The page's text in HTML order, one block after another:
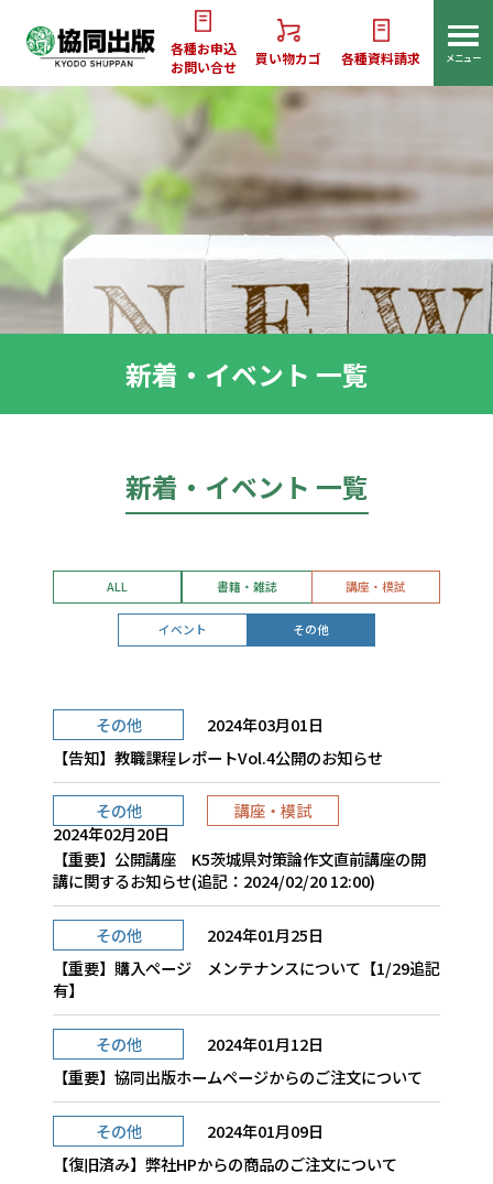
各種お申込
お問い合せ
買い物カゴ 各種資料請求 メニュー
新着・イベント 一覧
新着・イベント 一覧
ALL 書籍・雑誌 講座・模試
イベント その他
2024年03月01日
その他
【告知】教職課程レポートVol.4公開のお知らせ
2024年02月20日
その他 講座・模試
【重要】公開講座 K5茨城県対策論作文直前講座の開
講に関するお知らせ(追記：2024/02/20 12:00)
2024年01月25日
その他
【重要】購入ページ メンテナンスについて【1/29追記
有】
2024年01月12日
その他
【重要】協同出版ホームページからのご注文について
2024年01月09日
その他
【復旧済み】弊社HPからの商品のご注文について